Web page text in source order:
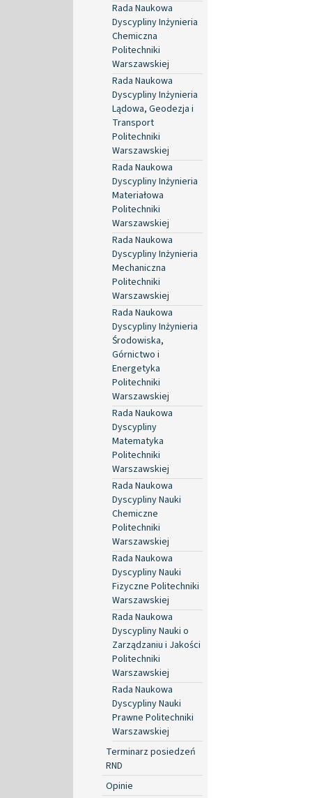
Rada Naukowa
Dyscypliny Inżynieria
Chemiczna
Politechniki
Warszawskiej
Rada Naukowa
Dyscypliny Inżynieria
Lądowa, Geodezja i
Transport
Politechniki
Warszawskiej
Rada Naukowa
Dyscypliny Inżynieria
Materiałowa
Politechniki
Warszawskiej
Rada Naukowa
Dyscypliny Inżynieria
Mechaniczna
Politechniki
Warszawskiej
Rada Naukowa
Dyscypliny Inżynieria
Środowiska,
Górnictwo i
Energetyka
Politechniki
Warszawskiej
Rada Naukowa
Dyscypliny
Matematyka
Politechniki
Warszawskiej
Rada Naukowa
Dyscypliny Nauki
Chemiczne
Politechniki
Warszawskiej
Rada Naukowa
Dyscypliny Nauki
Fizyczne Politechniki
Warszawskiej
Rada Naukowa
Dyscypliny Nauki o
Zarządzaniu i Jakości
Politechniki
Warszawskiej
Rada Naukowa
Dyscypliny Nauki
Prawne Politechniki
Warszawskiej
Terminarz posiedzeń
RND
Opinie